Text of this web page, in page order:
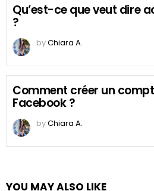
Qu’est-ce que veut dire
?
byChiara A.
Comment créer un
Facebook ?
byChiara A.
YOU MAY ALSO LIKE